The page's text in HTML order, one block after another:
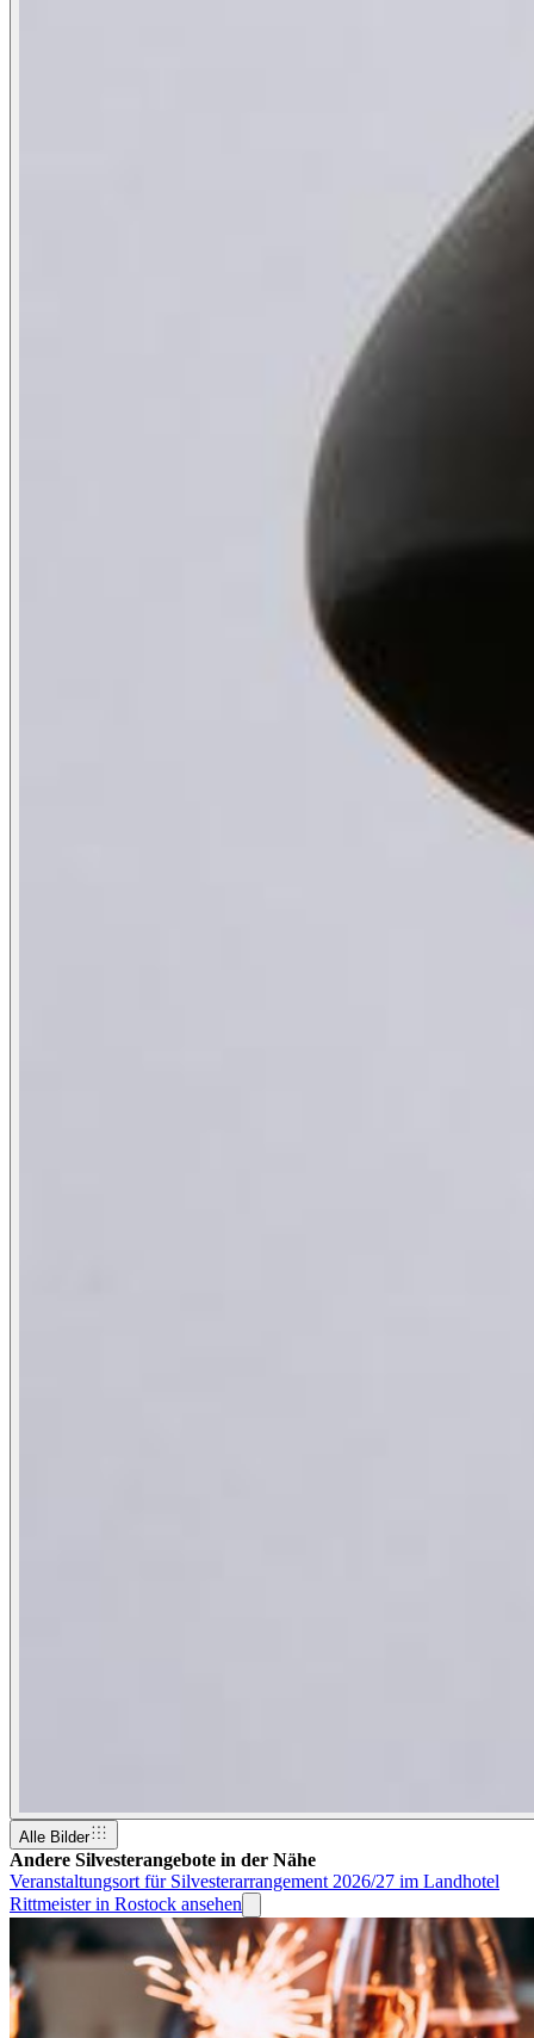
Alle Bilder
Andere Silvesterangebote in der Nähe
Veranstaltungsort für Silvesterarrangement 2026/27 im Landhotel
Rittmeister in Rostock ansehen